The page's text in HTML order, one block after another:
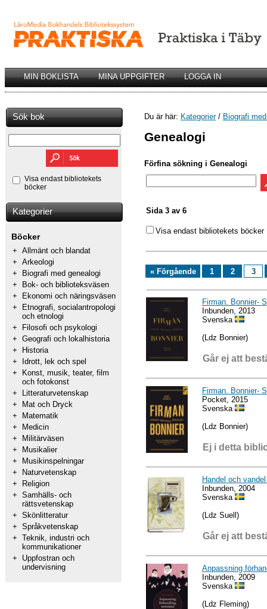
MIN BOKLISTA MINA UPPGIFTER LOGGA IN
Sök bok
Visa endast bibliotekets
böcker
Kategorier
Böcker
+ Allmänt och blandat
+ Arkeologi
+
Biografi med genealogi
+
Bok- och biblioteksväsen
+
Ekonomi och näringsväsen
+
Etnografi, socialantropologi
och etnologi
+
Filosofi och psykologi
+ Geografi och lokalhistoria
+
Historia
+
Idrott, lek och spel
+
Konst, musik, teater, film
och fotokonst
+
Litteraturvetenskap
+
Mat och Dryck
+
Matematik
+
Medicin
+
Militärväsen
+
Musikalier
+
Musikinspelningar
+
Naturvetenskap
+
Religion
+ Samhälls- och
rättsvetenskap
+ Skönlitteratur
+ Språkvetenskap
+ Teknik, industri och
kommunikationer
+
Uppfostran och
undervisning
Du är här: Kategorier/ Biografi
Genealogi
Förfina sökning i Genealogi
Sida 3 av 6
Visa endast bibliotekets böcker
« Förgående 1 2 3
Firman. Bonnier-
Inbunden, 2013
Svenska
(Ldz Bonnier)
Går ej att
Firman. Bonnier-
Pocket, 2015
Svenska
(Ldz Bonnier)
Ej i detta
Handel och
Inbunden, 2004
Svenska
(Ldz Suell)
Går ej att
Anpassning
Inbunden, 2009
Svenska
(Ldz Fleming)